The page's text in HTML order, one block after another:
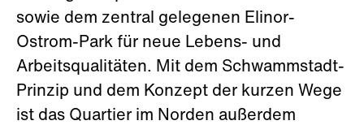
sowie dem zentral gelegenen Elinor-
Ostrom-Park für neue Lebens- und
Arbeitsqualitäten. Mit dem Schwammstadt-
Prinzip und dem Konzept der kurzen Wege
ist das Quartier im Norden außerdem